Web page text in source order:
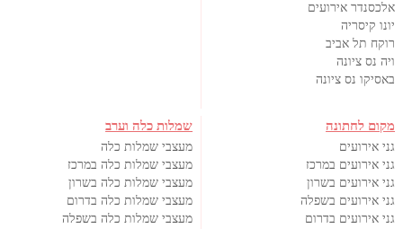
אלכסנדר אירועים
יונו קיסריה
רוקח תל אביב
ויה נס ציונה
באסיקו נס ציונה
מקום לחתונה
גני אירועים
גני אירועים במרכז
גני אירועים בשרון
גני אירועים בשפלה
גני אירועים בדרום
שמלות כלה וערב
מעצבי שמלות כלה
מעצבי שמלות כלה במרכז
מעצבי שמלות כלה בשרון
מעצבי שמלות כלה בדרום
מעצבי שמלות כלה בשפלה